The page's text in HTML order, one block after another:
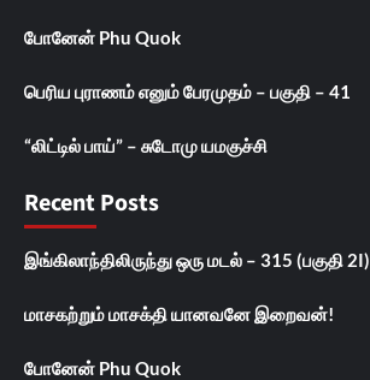
போனேன் Phu Quok
பெரிய புராணம் எனும் பேரமுதம் – பகுதி – 41
“லிட்டில் பாய்” – சுடோமு யமகுச்சி
Recent Posts
இங்கிலாந்திலிருந்து ஒரு மடல் – 315 (பகுதி 2I)
மாசகற்றும் மாசக்தி யானவனே இறைவன்!
போனேன் Phu Quok